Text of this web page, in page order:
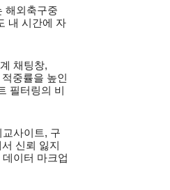
해외축구중
내 시간에 자
채팅창,
중률을 높인
필터링의 비
사이트, 구
신뢰 잃지
이터 마크업